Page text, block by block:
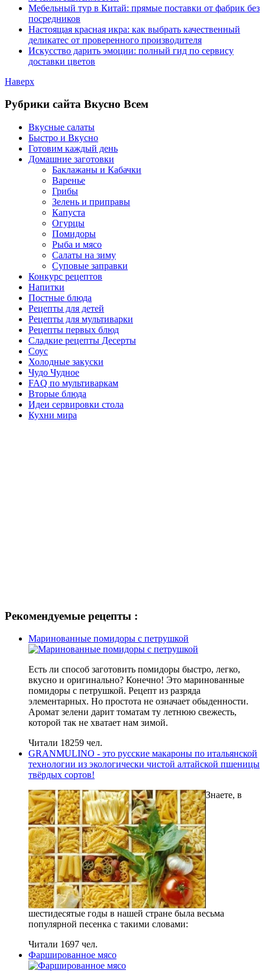
Мебельный тур в Китай: прямые поставки от фабрик без
посредников
Настоящая красная икра: как выбрать качественный
деликатес от проверенного производителя
Искусство дарить эмоции: полный гид по сервису
доставки цветов
Наверх
Рубрики сайта Вкусно Всем
Вкусные салаты
Быстро и Вкусно
Готовим каждый день
Домашние заготовки
Баклажаны и Кабачки
Варенье
Грибы
Зелень и приправы
Капуста
Огурцы
Помидоры
Рыба и мясо
Салаты на зиму
Суповые заправки
Конкурс рецептов
Напитки
Постные блюда
Рецепты для детей
Рецепты для мультиварки
Рецепты первых блюд
Сладкие рецепты Десерты
Соус
Холодные закуски
Чудо Чудное
FAQ по мультиваркам
Вторые блюда
Идеи сервировки стола
Кухни мира
Рекомендуемые рецепты :
Маринованные помидоры с петрушкой
Есть ли способ заготовить помидоры быстро, легко,
вкусно и оригинально? Конечно! Это маринованные
помидоры с петрушкой. Рецепт из разряда
элементарных. Но простота не означает обыденности.
Аромат зелени дарит томатам ту летнюю свежесть,
которой так не хватает нам зимой.
Читали 18259 чел.
GRANMULINO - это русские макароны по итальянской
технологии из экологически чистой алтайской пшеницы
твёрдых сортов!
Знаете, в
шестидесятые годы в нашей стране была весьма
популярной песенка с такими словами:
Читали 1697 чел.
Фаршированное мясо